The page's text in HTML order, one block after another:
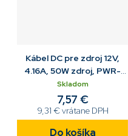
Kábel DC pre zdroj 12V,
4.16A, 50W zdroj, PWR-
BGA12V50W0WW / CRD
Skladom
9,31 € vrátane DPH
7,57 €
Do košíka